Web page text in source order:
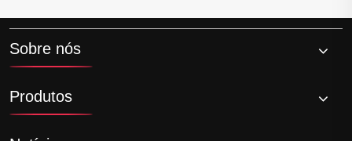
Sobre nós
Produtos